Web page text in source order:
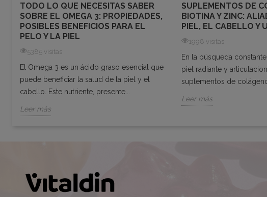
TODO LO QUE NECESITAS SABER
SOBRE EL OMEGA 3: PROPIEDADES,
POSIBLES BENEFICIOS PARA EL
PELO Y LA PIEL
5385 visitas
El Omega 3 es un ácido graso esencial que
puede beneficiar la salud de la piel y el
cabello. Este nutriente, presente...
Leer más
SUPLEMENTOS DE
BIOTINA Y ZINC:
PIEL, EL CABELLO Y
1998 visitas
En la búsqueda
piel radiante y
suplementos de colágeno
Leer más